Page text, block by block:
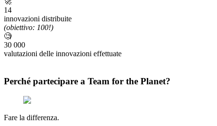
14
innovazioni distribuite
(obiettivo: 100!)
🧐
30 000
valutazioni delle innovazioni effettuate
Perché partecipare a Team for the Planet?
Fare la differenza.